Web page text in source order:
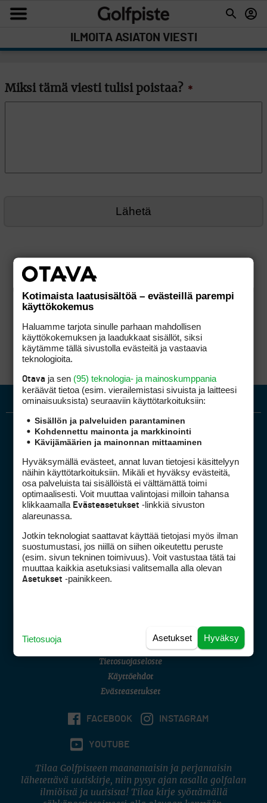
ILMOITA ASIATON VIESTI
Miksi tämä viesti tulisi poistaa? *
Golfpiste mediakortti
Golfpisteen yhteystiedot
DSA avoimuusraportti
Asiakaspalvelu
(digi) digi@otavamedia.fi
Tietosuojaseloste
Käyttöehdot
Evästeasetukset
FACEBOOK INSTAGRAM
YOUTUBE
Tilaa Golfpisteen maanantaisin ja perjantaisin
lähetettävä uutiskirje, niin pysyt ajan tasalla golfalan
ilmiöistä ja uutisista! Tilaa kirje syöttämällä
Kotimaista laatusisältöä – evästeillä parempi
käyttökokemus
Haluamme tarjota sinulle parhaan mahdollisen
käyttökokemuksen ja laadukkaat sisällöt, siksi
käytämme tällä sivustolla evästeitä ja vastaavia
teknologioita.
Otava ja sen (95) teknologia- ja mainoskumppania
keräävät tietoa (esim. vierailemis­tasi sivuista ja laitteesi
ominaisuuk­sista) seuraaviin käyttötarkoituksiin:
Sisällön ja palveluiden parantaminen
Kohdennettu mainonta ja markkinointi
Kävijämäärien ja mainonnan mittaaminen
Hyväksymällä evästeet, annat luvan tietojesi käsittelyyn
näihin käyttötarkoituksiin. Mikäli et hyväksy evästeitä,
osa palveluista tai sisällöistä ei välttämättä toimi
optimaalisesti. Voit muuttaa valintojasi milloin tahansa
klikkaamalla Evästeasetukset -linkkiä sivuston
alareunassa.
Jotkin teknologiat saattavat käyttää tietojasi myös ilman
suostumustasi, jos niillä on siihen oikeutettu peruste
(esim. sivun tekninen toimivuus). Voit vastustaa tätä tai
muuttaa kaikkia asetuksiasi valitsemalla alla olevan
Asetukset -painikkeen.
Hyväksy
Asetukset
Tietosuoja